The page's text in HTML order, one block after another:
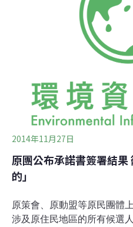
制，以維護安全的生存環境
灣重要漁倉與國際重要溼地
深二十公尺以上水域。環保
政見簽署文件於10月22日共
地址，有148份送到候選人
2014年11月27日
原團公布承諾書簽署結
的」
原策會、原動盟等原民團體
涉及原住民地區的所有候選